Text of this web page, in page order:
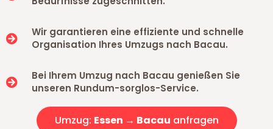
Wir garantieren eine effiziente und schnelle
Organisation Ihres Umzugs nach Bacau.
Bei Ihrem Umzug nach Bacau genießen Sie
unseren Rundum-sorglos-Service.
Umzug: Essen → Bacau anfragen